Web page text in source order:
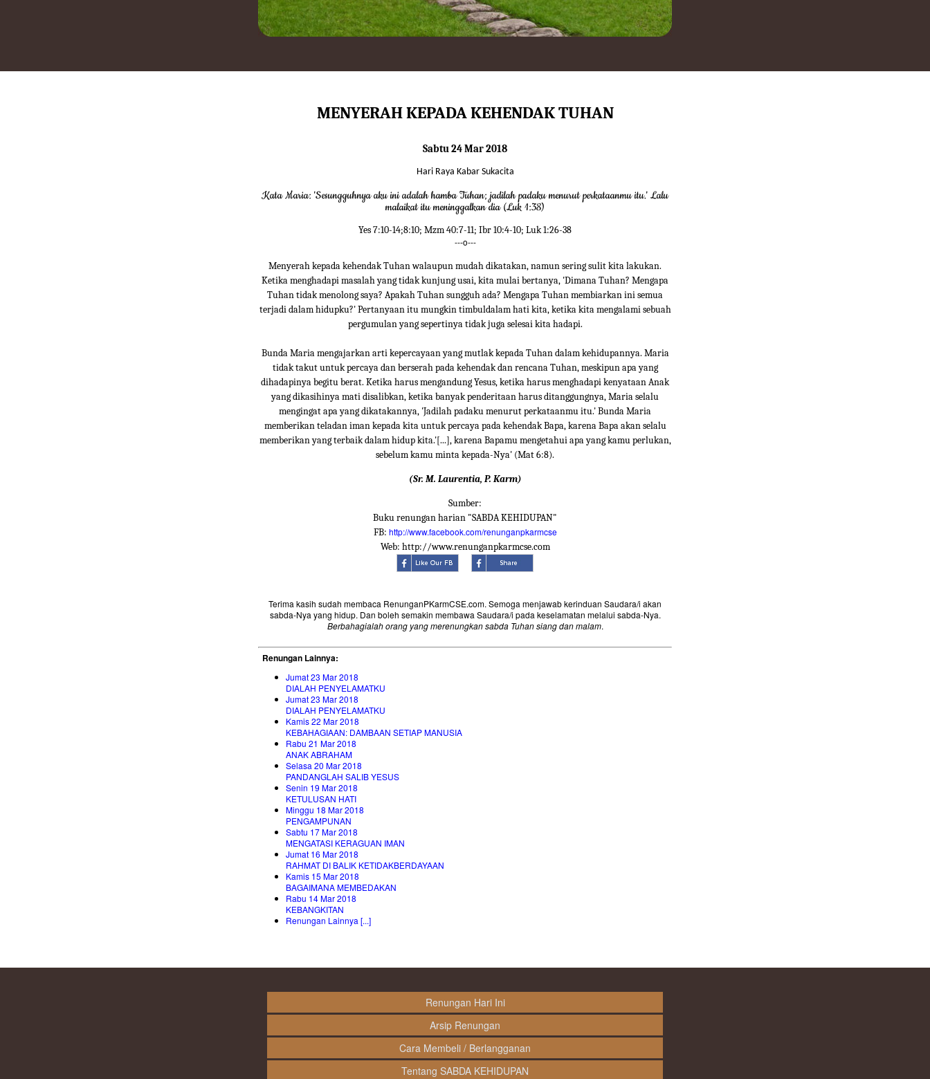
MENYERAH KEPADA KEHENDAK TUHAN
Sabtu 24 Mar 2018
Hari Raya Kabar Sukacita
Kata Maria: 'Sesungguhnya aku ini adalah hamba Tuhan; jadilah padaku menurut perkataanmu itu.' Lalu
malaikat itu meninggalkan dia (Luk 1:38)
Yes 7:10-14;8:10; Mzm 40:7-11; Ibr 10:4-10; Luk 1:26-38
---o---
Menyerah kepada kehendak Tuhan walaupun mudah dikatakan, namun sering sulit kita lakukan.
Ketika menghadapi masalah yang tidak kunjung usai, kita mulai bertanya, 'Dimana Tuhan? Mengapa
Tuhan tidak menolong saya? Apakah Tuhan sungguh ada? Mengapa Tuhan membiarkan ini semua
terjadi dalam hidupku?' Pertanyaan itu mungkin timbuldalam hati kita, ketika kita mengalami sebuah
pergumulan yang sepertinya tidak juga selesai kita hadapi.
Bunda Maria mengajarkan arti kepercayaan yang mutlak kepada Tuhan dalam kehidupannya. Maria
tidak takut untuk percaya dan berserah pada kehendak dan rencana Tuhan, meskipun apa yang
dihadapinya begitu berat. Ketika harus mengandung Yesus, ketika harus menghadapi kenyataan Anak
yang dikasihinya mati disalibkan, ketika banyak penderitaan harus ditanggungnya, Maria selalu
mengingat apa yang dikatakannya, 'Jadilah padaku menurut perkataanmu itu.' Bunda Maria
memberikan teladan iman kepada kita untuk percaya pada kehendak Bapa, karena Bapa akan selalu
memberikan yang terbaik dalam hidup kita.'[...], karena Bapamu mengetahui apa yang kamu perlukan,
sebelum kamu minta kepada-Nya' (Mat 6:8).
(Sr. M. Laurentia, P. Karm)
Sumber:
Buku renungan harian "SABDA KEHIDUPAN"
FB: http://www.facebook.com/renunganpkarmcse
Web: http://www.renunganpkarmcse.com
Terima kasih sudah membaca RenunganPKarmCSE.com. Semoga menjawab kerinduan Saudara/i akan
sabda-Nya yang hidup. Dan boleh semakin membawa Saudara/i pada keselamatan melalui sabda-Nya.
Berbahagialah orang yang merenungkan sabda Tuhan siang dan malam.
Renungan Lainnya:
Jumat 23 Mar 2018
DIALAH PENYELAMATKU
Jumat 23 Mar 2018
DIALAH PENYELAMATKU
Kamis 22 Mar 2018
KEBAHAGIAAN: DAMBAAN SETIAP MANUSIA
Rabu 21 Mar 2018
ANAK ABRAHAM
Selasa 20 Mar 2018
PANDANGLAH SALIB YESUS
Senin 19 Mar 2018
KETULUSAN HATI
Minggu 18 Mar 2018
PENGAMPUNAN
Sabtu 17 Mar 2018
MENGATASI KERAGUAN IMAN
Jumat 16 Mar 2018
RAHMAT DI BALIK KETIDAKBERDAYAAN
Kamis 15 Mar 2018
BAGAIMANA MEMBEDAKAN
Rabu 14 Mar 2018
KEBANGKITAN
Renungan Lainnya [...]
Renungan Hari Ini
Arsip Renungan
Cara Membeli / Berlangganan
Tentang SABDA KEHIDUPAN